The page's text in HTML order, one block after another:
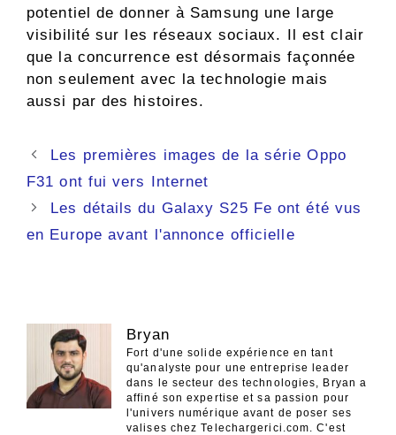
potentiel de donner à Samsung une large
visibilité sur les réseaux sociaux. Il est clair
que la concurrence est désormais façonnée
non seulement avec la technologie mais
aussi par des histoires.
Navigation
des
Les premières images de la série Oppo
F31 ont fui vers Internet
Les détails du Galaxy S25 Fe ont été vus
en Europe avant l'annonce officielle
Bryan
Fort d'une solide expérience en tant
qu'analyste pour une entreprise leader
dans le secteur des technologies, Bryan a
affiné son expertise et sa passion pour
l'univers numérique avant de poser ses
valises chez Telechargerici.com. C'est